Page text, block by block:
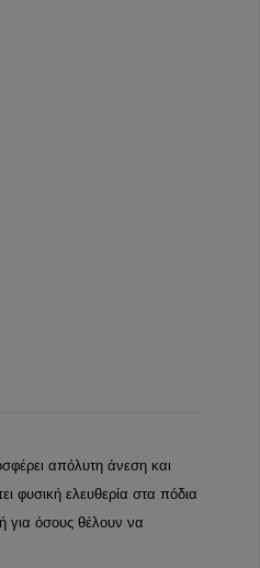
απόλυτη άνεση και
φυσική ελευθερία στα πόδια
για όσους θέλουν να